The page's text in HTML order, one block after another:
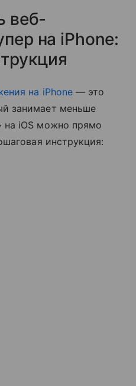
веб-
на iPhone:
на iPhone— это
занимает меньше
на iOS можно прямо
инструкция: